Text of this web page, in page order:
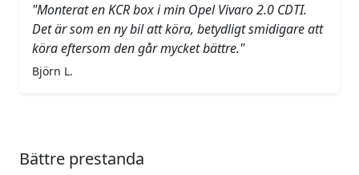
"Monterat en KCR box i min Opel Vivaro 2.0 CDTI.
Det är som en ny bil att köra, betydligt smidigare att
köra eftersom den går mycket bättre."
Björn L.
Bättre prestanda